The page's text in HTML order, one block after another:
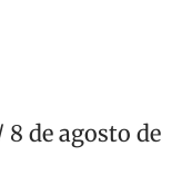
de agosto de